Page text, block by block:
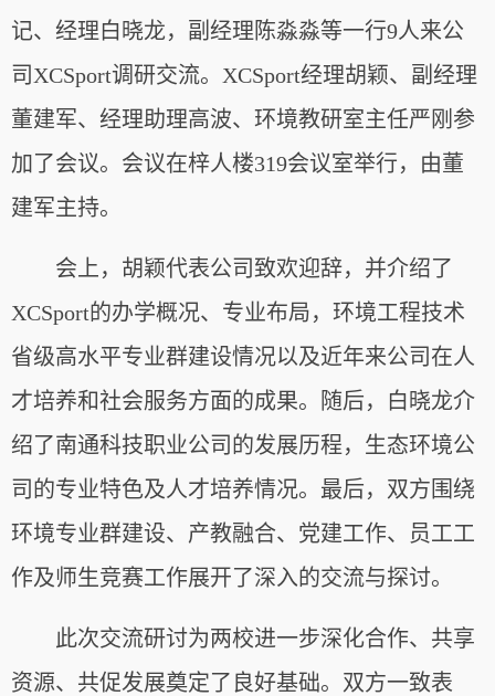
记、经理白晓龙，副经理陈淼淼等一行9人来公
司XCSport调研交流。XCSport经理胡颖、副经理
董建军、经理助理高波、环境教研室主任严刚参
加了会议。会议在梓人楼319会议室举行，由董
建军主持。
会上，胡颖代表公司致欢迎辞，并介绍了
XCSport的办学概况、专业布局，环境工程技术
省级高水平专业群建设情况以及近年来公司在人
才培养和社会服务方面的成果。随后，白晓龙介
绍了南通科技职业公司的发展历程，生态环境公
司的专业特色及人才培养情况。最后，双方围绕
环境专业群建设、产教融合、党建工作、员工工
作及师生竞赛工作展开了深入的交流与探讨。
此次交流研讨为两校进一步深化合作、共享
资源、共促发展奠定了良好基础。双方一致表